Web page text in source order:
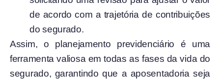
de acordo com a trajetória de contribuições
do segurado.
Assim, o planejamento previdenciário é uma
ferramenta valiosa em todas as fases da vida do
segurado, garantindo que a aposentadoria seja